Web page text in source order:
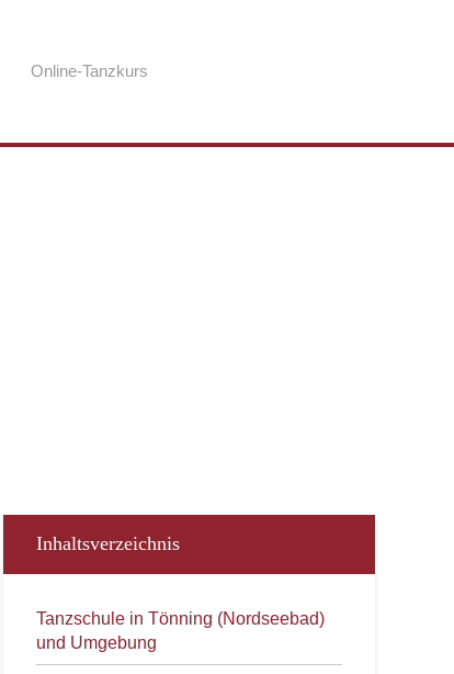
Online-Tanzkurs
Inhaltsverzeichnis
Tanzschule in Tönning (Nordseebad)
und Umgebung